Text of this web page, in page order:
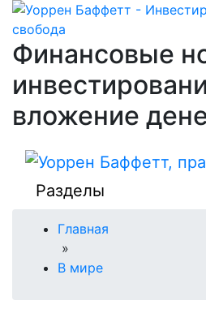
Финансовые
вложение
Разделы
Главная
»
В мире